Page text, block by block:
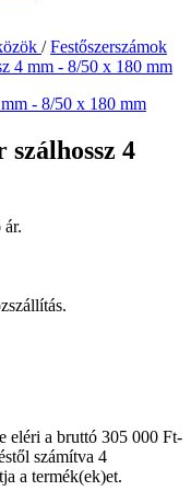
/Festőszerszámok
4 mm - 8/50 x 180 mm
4
eléri a bruttó 305 000 Ft-
számítva 4
a termék(ek)et.